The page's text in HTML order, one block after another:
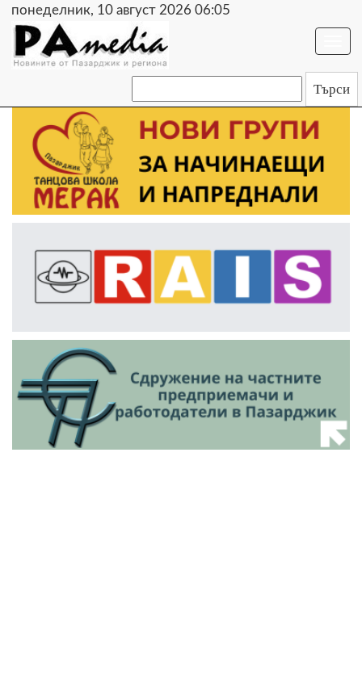
понеделник, 10 август 2026 06:05